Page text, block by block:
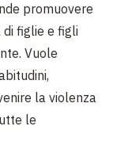
promuovere
di figlie e figli
Vuole
la violenza
le